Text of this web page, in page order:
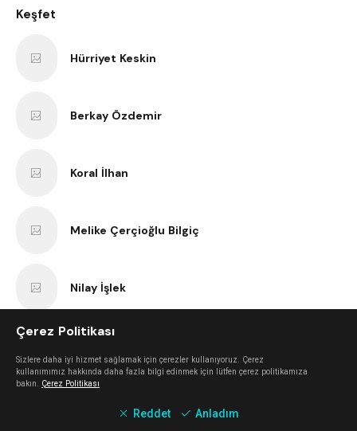
Keşfet
Hürriyet Keskin
Berkay Özdemir
Koral İlhan
Melike Çerçioğlu Bilgiç
Nilay İşlek
Çerez Politikası
Sizlere daha iyi hizmet sağlamak için çerezler kullanıyoruz. Çerez
kullanımımız hakkında daha fazla bilgi edinmek için lütfen çerez politikamıza
bakın. Çerez Politikası
Reddet Anladım